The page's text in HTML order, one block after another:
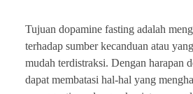
Tujuan dopamine fasting adalah
terhadap sumber kecanduan atau
mudah terdistraksi. Dengan harapan
dapat membatasi hal-hal yang